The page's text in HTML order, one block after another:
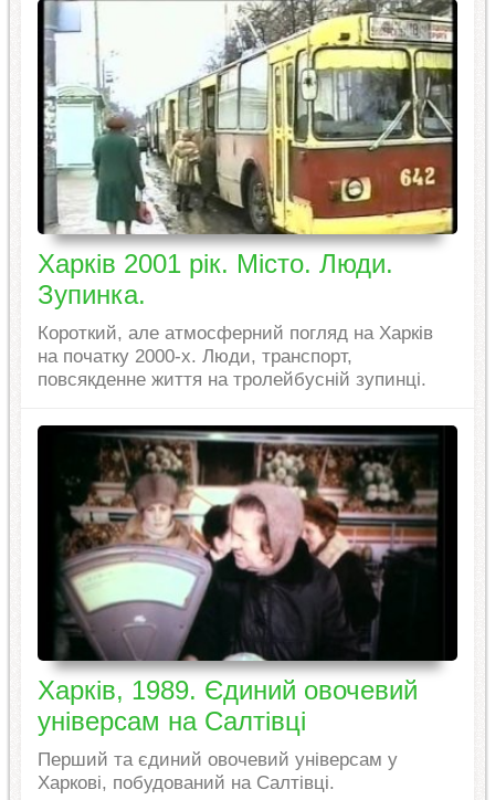
Харків 2001 рік. Місто. Люди.
Зупинка.
Короткий, але атмосферний погляд на Харків
на початку 2000-х. Люди, транспорт,
повсякденне життя на тролейбусній зупинці.
Харків, 1989. Єдиний овочевий
універсам на Салтівці
Перший та єдиний овочевий універсам у
Харкові, побудований на Салтівці.